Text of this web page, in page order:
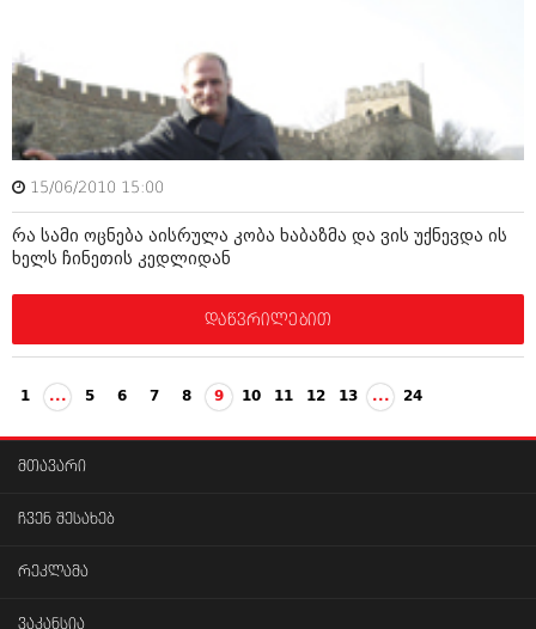
15/06/2010 15:00
რა სამი ოცნება აისრულა კობა ხაბაზმა და ვის უქნევდა ის
ხელს ჩინეთის კედლიდან
დაწვრილებით
1 ... 5 6 7 8 9 10 11 12 13 ... 24
მთავარი
ჩვენ შესახებ
რეკლამა
ვაკანსია